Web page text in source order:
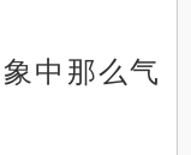
中那么气